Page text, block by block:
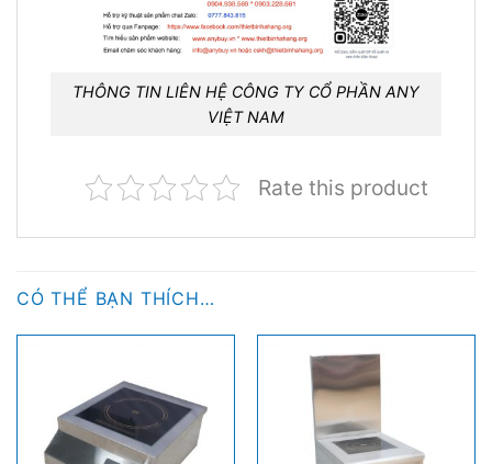
THÔNG TIN LIÊN HỆ CÔNG TY CỔ PHẦN ANY
VIỆT NAM
Rate this product
CÓ THỂ BẠN THÍCH…